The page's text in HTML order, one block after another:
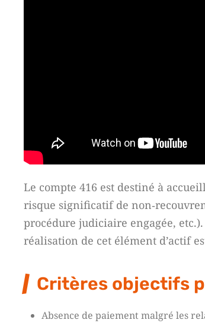
Le compte 416 est destiné à
risque significatif de
procédure judiciaire engagée,
réalisation de cet élément d’actif
Critères objectifs
Absence de paiement malgré les